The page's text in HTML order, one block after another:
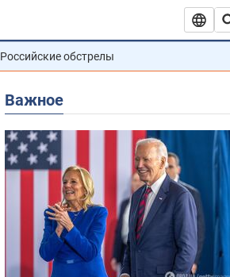
Российские обстрелы
Важное